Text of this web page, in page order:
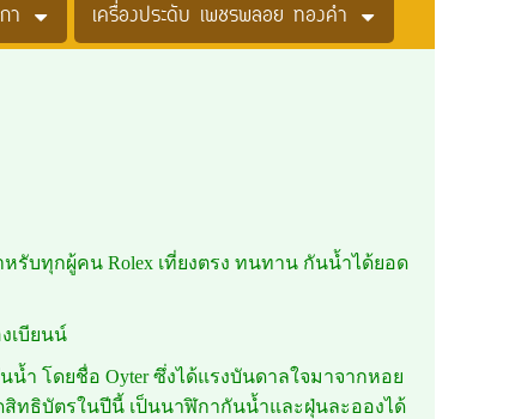
า เครื่องประดับ เพชรพลอย ทองคำ
รับทุกผู้คน Rolex เที่ยงตรง ทนทาน กันน้ำได้ยอด
เบียนน์
น้ำ โดยชื่อ Oyter ซึ่งได้แรงบันดาลใจมาจากหอย
ทธิบัตรในปีนี้ เป็นนาฬิกากันน้ำและฝุ่นละอองได้